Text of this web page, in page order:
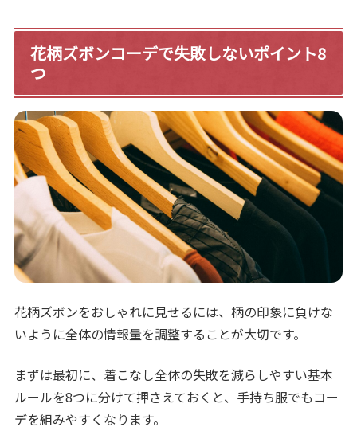
花柄ズボンコーデで失敗しないポイント8
つ
花柄ズボンをおしゃれに見せるには、柄の印象に負けな
いように全体の情報量を調整することが大切です。
まずは最初に、着こなし全体の失敗を減らしやすい基本
ルールを8つに分けて押さえておくと、手持ち服でもコー
デを組みやすくなります。